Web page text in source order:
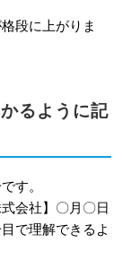
分かりや
段に上がりま
るように記
す。
会社】〇月〇日
で理解できるよ